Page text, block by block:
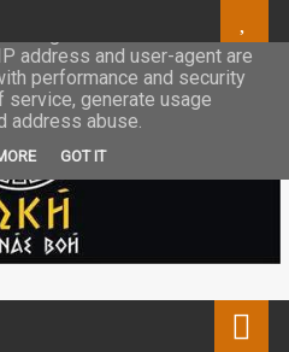
Google to deliver its services
address and user-agent are
performance and security
generate usage
address abuse.
GOT IT